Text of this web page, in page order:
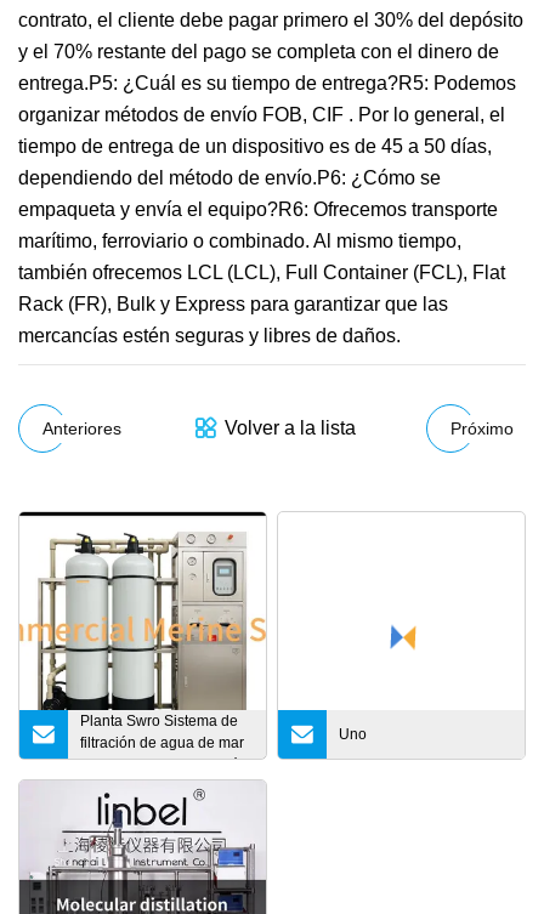
contrato, el cliente debe pagar primero el 30% del depósito
y el 70% restante del pago se completa con el dinero de
entrega.P5: ¿Cuál es su tiempo de entrega?R5: Podemos
organizar métodos de envío FOB, CIF . Por lo general, el
tiempo de entrega de un dispositivo es de 45 a 50 días,
dependiendo del método de envío.P6: ¿Cómo se
empaqueta y envía el equipo?R6: Ofrecemos transporte
marítimo, ferroviario o combinado. Al mismo tiempo,
también ofrecemos LCL (LCL), Full Container (FCL), Flat
Rack (FR), Bulk y Express para garantizar que las
mercancías estén seguras y libres de daños.
Anteriores Volver a la lista Próximo
Planta Swro Sistema de
filtración de agua de mar
Equipo de desalinización
de agua de pozo con
sistema RO
Uno